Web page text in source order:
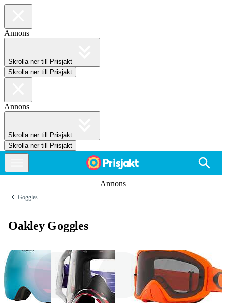
Annons
Skrolla ner till Prisjakt
Skrolla ner till Prisjakt
Annons
Skrolla ner till Prisjakt
Skrolla ner till Prisjakt
Annons
Goggles
Oakley Goggles